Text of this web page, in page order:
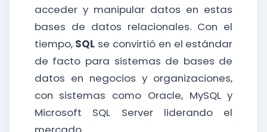
acceder y manipular datos en estas
bases de datos relacionales. Con el
tiempo, SQL se convirtió en el estándar
de facto para sistemas de bases de
datos en negocios y organizaciones,
con sistemas como Oracle, MySQL y
Microsoft SQL Server liderando el